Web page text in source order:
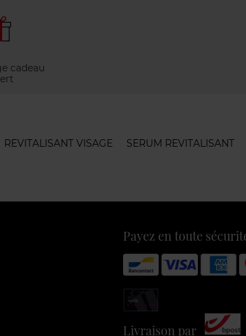
cadeau
REVITALISANT VISAGE SERUM REVITALISANT
Payez en toute
Livraison par